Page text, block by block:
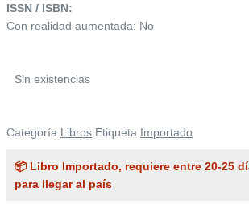
ISSN / ISBN:
Con realidad aumentada: No
Sin existencias
Categoría Libros Etiqueta Importado
📦 Libro Importado, requiere entre 20-25
para llegar al país